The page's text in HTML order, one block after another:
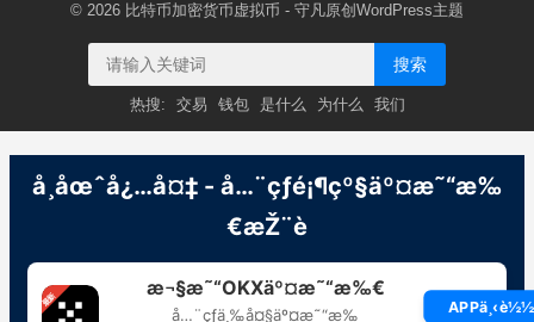
© 2026 比特币加密货币虚拟币 - 守凡原创 WordPress主题
搜索
热搜: 交易 钱包 是什么 为什么 我们